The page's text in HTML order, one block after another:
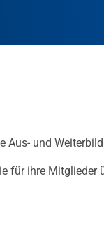
Aus- und
für ihre